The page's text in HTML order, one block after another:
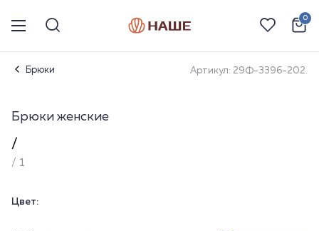
0
Брюки Артикул: 29Ф-3396-202.
Брюки женские
/
/ 1
Цвет: